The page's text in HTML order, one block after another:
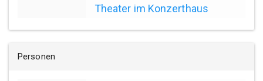
Theater im Konzerthaus
Personen